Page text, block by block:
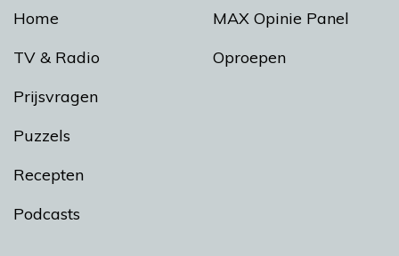
Home
TV & Radio
Prijsvragen
Puzzels
Recepten
Podcasts
MAX Opinie Panel
Oproepen